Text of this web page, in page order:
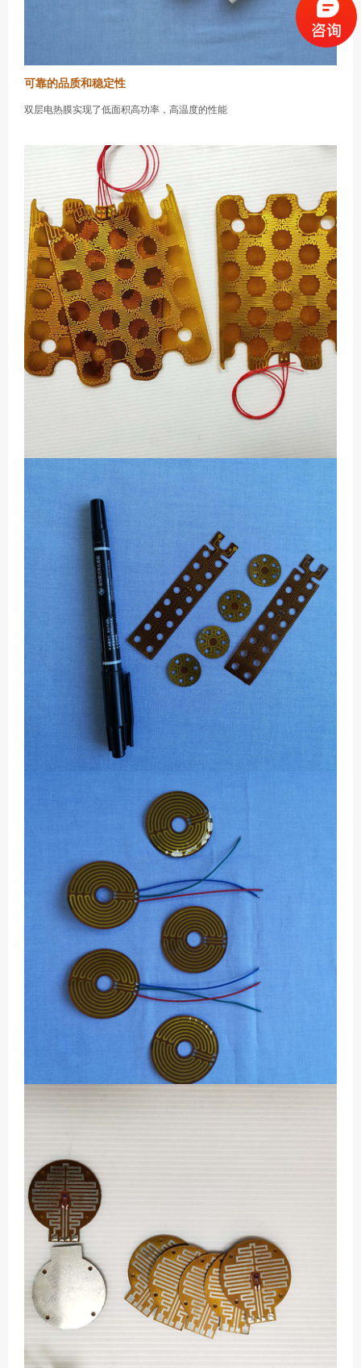
可靠的品质和稳定性
双层电热膜实现了低面积高功率，高温度的性能